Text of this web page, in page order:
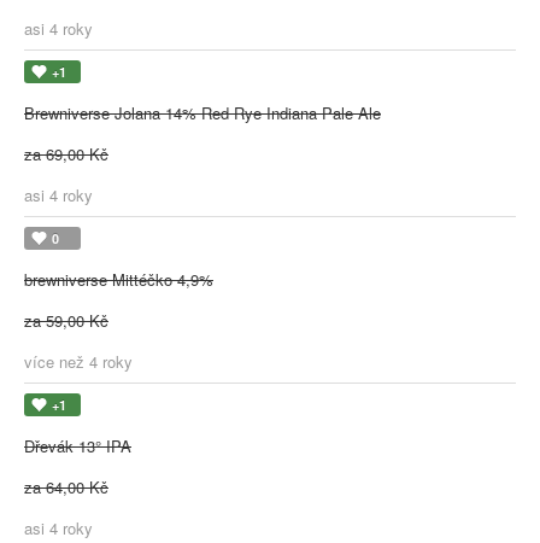
asi 4 roky
+1
Brewniverse Jolana 14% Red Rye Indiana Pale Ale
za 69,00 Kč
asi 4 roky
0
brewniverse Mittéčko 4,9%
za 59,00 Kč
více než 4 roky
+1
Dřevák 13° IPA
za 64,00 Kč
asi 4 roky